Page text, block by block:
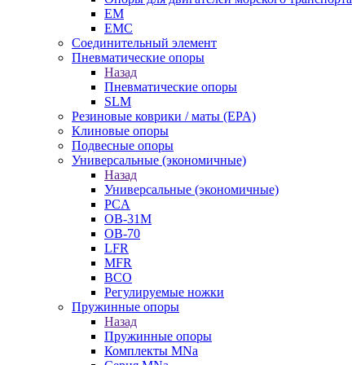
EM
EMC
Cоединительный элемент
Пневматические опоры
Назад
Пневматические опоры
SLM
Резиновые коврики / маты (EPA)
Клиновые опоры
Подвесные опоры
Универсальные (экономичные)
Назад
Универсальные (экономичные)
PCA
ОВ-31М
OB-70
LFR
MFR
ВСО
Регулируемые ножки
Пружинные опоры
Назад
Пружинные опоры
Комплекты MNa